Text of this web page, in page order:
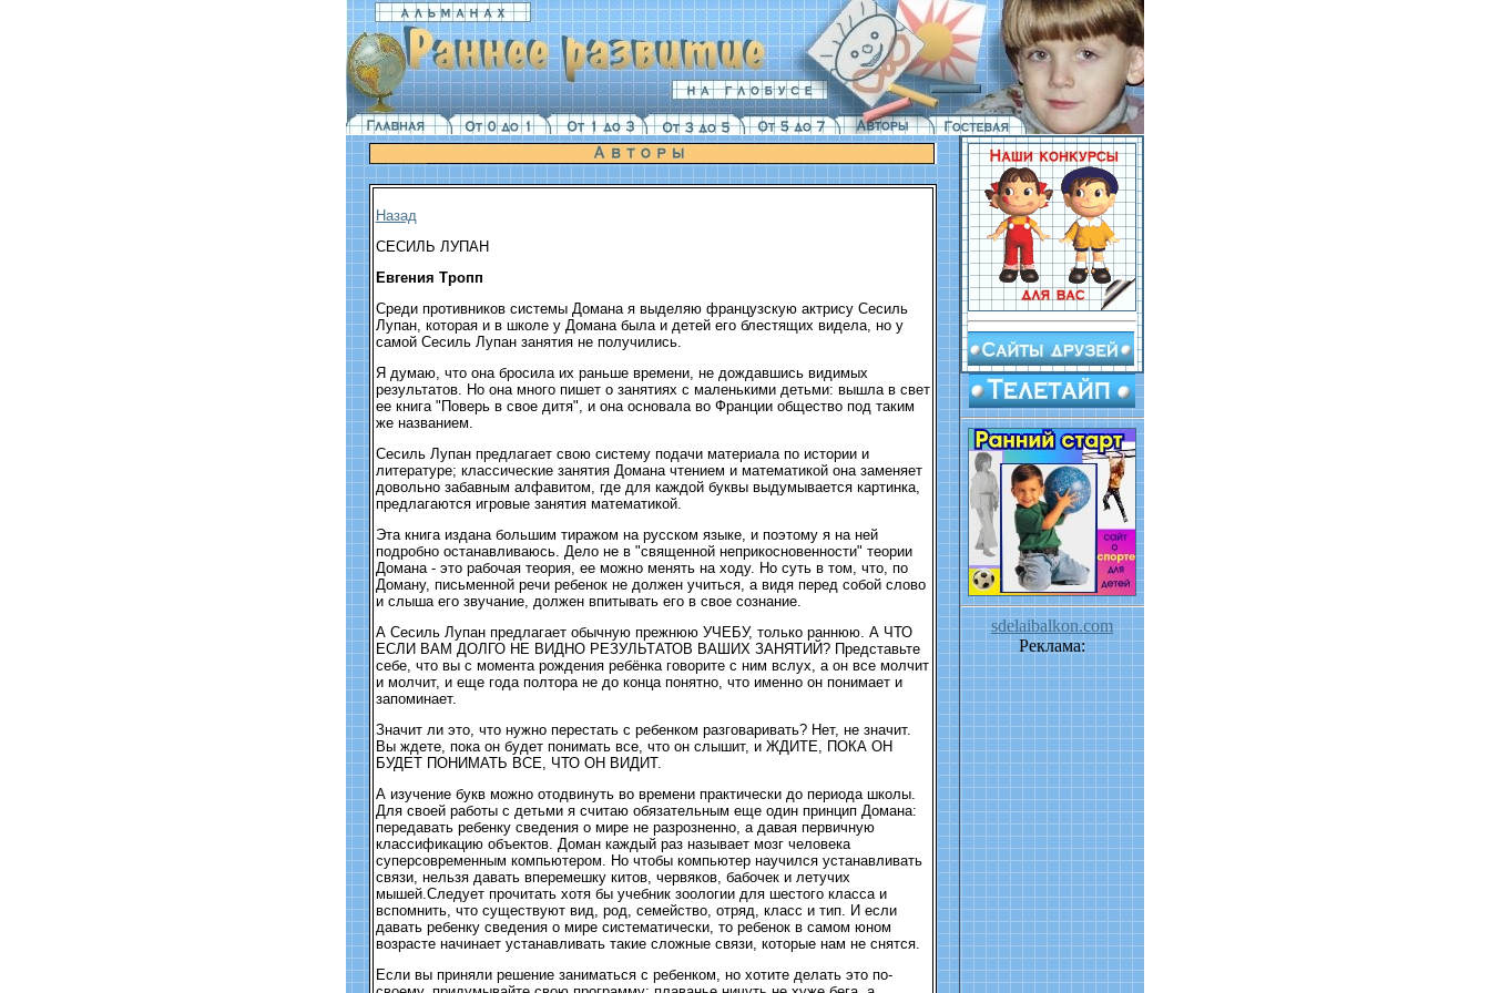
Назад
СЕСИЛЬ ЛУПАН
Евгения Тропп
Среди противников системы Домана я выделяю французскую актрису Сесиль
Лупан, которая и в школе у Домана была и детей его блестящих видела, но у
самой Сесиль Лупан занятия не получились.
Я думаю, что она бросила их раньше времени, не дождавшись видимых
результатов. Но она много пишет о занятиях с маленькими детьми: вышла в свет
ее книга "Поверь в свое дитя", и она основала во Франции общество под таким
же названием.
Сесиль Лупан предлагает свою систему подачи материала по истории и
литературе; классические занятия Домана чтением и математикой она заменяет
довольно забавным алфавитом, где для каждой буквы выдумывается картинка,
предлагаются игровые занятия математикой.
Эта книга издана большим тиражом на русском языке, и поэтому я на ней
подробно останавливаюсь. Дело не в "священной неприкосновенности" теории
Домана - это рабочая теория, ее можно менять на ходу. Но суть в том, что, по
Доману, письменной речи ребенок не должен учиться, а видя перед собой слово
и слыша его звучание, должен впитывать его в свое сознание.
А Сесиль Лупан предлагает обычную прежнюю УЧЕБУ, только раннюю. А ЧТО
ЕСЛИ ВАМ ДОЛГО НЕ ВИДНО РЕЗУЛЬТАТОВ ВАШИХ ЗАНЯТИЙ? Представьте
себе, что вы с момента рождения ребёнка говорите с ним вслух, а он все молчит
и молчит, и еще года полтора не до конца понятно, что именно он понимает и
запоминает.
Значит ли это, что нужно перестать с ребенком разговаривать? Нет, не значит.
Вы ждете, пока он будет понимать все, что он слышит, и ЖДИТЕ, ПОКА ОН
БУДЕТ ПОНИМАТЬ ВСЕ, ЧТО ОН ВИДИТ.
А изучение букв можно отодвинуть во времени практически до периода школы.
Для своей работы с детьми я считаю обязательным еще один принцип Домана:
передавать ребенку сведения о мире не разрозненно, а давая первичную
классификацию объектов. Доман каждый раз называет мозг человека
суперсовременным компьютером. Но чтобы компьютер научился устанавливать
связи, нельзя давать вперемешку китов, червяков, бабочек и летучих
мышей.Следует прочитать хотя бы учебник зоологии для шестого класса и
вспомнить, что существуют вид, род, семейство, отряд, класс и тип. И если
давать ребенку сведения о мире систематически, то ребенок в самом юном
возрасте начинает устанавливать такие сложные связи, которые нам не снятся.
Если вы приняли решение заниматься с ребенком, но хотите делать это по-
sdelaibalkon.com
Реклама: